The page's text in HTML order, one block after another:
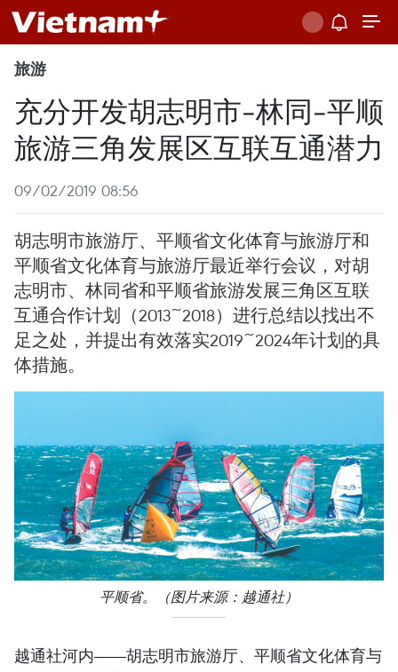
旅游
充分开发胡志明市-林同-平顺
旅游三角发展区互联互通潜力
09/02/2019 08:56
胡志明市旅游厅、平顺省文化体育与旅游厅和
平顺省文化体育与旅游厅最近举行会议，对胡
志明市、林同省和平顺省旅游发展三角区互联
互通合作计划（2013~2018）进行总结以找出不
足之处，并提出有效落实2019~2024年计划的具
体措施。
平顺省。（图片来源：越通社）
越通社河内——胡志明市旅游厅、平顺省文化体育与